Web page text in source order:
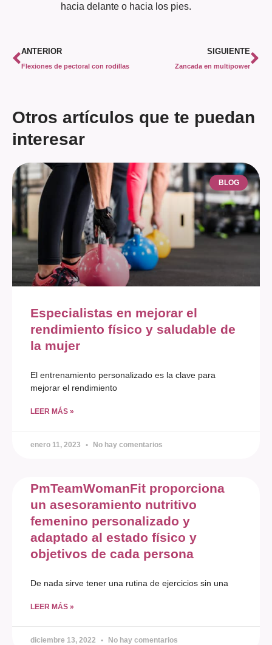
hacia delante o hacia los pies.
ANTERIOR
Flexiones de pectoral con rodillas
SIGUIENTE
Zancada en multipower
Otros artículos que te puedan
interesar
BLOG
Especialistas en mejorar el
rendimiento físico y saludable de
la mujer
El entrenamiento personalizado es la clave para
mejorar el rendimiento
LEER MÁS »
enero 11, 2023 No hay comentarios
PmTeamWomanFit proporciona
un asesoramiento nutritivo
femenino personalizado y
adaptado al estado físico y
objetivos de cada persona
De nada sirve tener una rutina de ejercicios sin una
LEER MÁS »
diciembre 13, 2022 No hay comentarios